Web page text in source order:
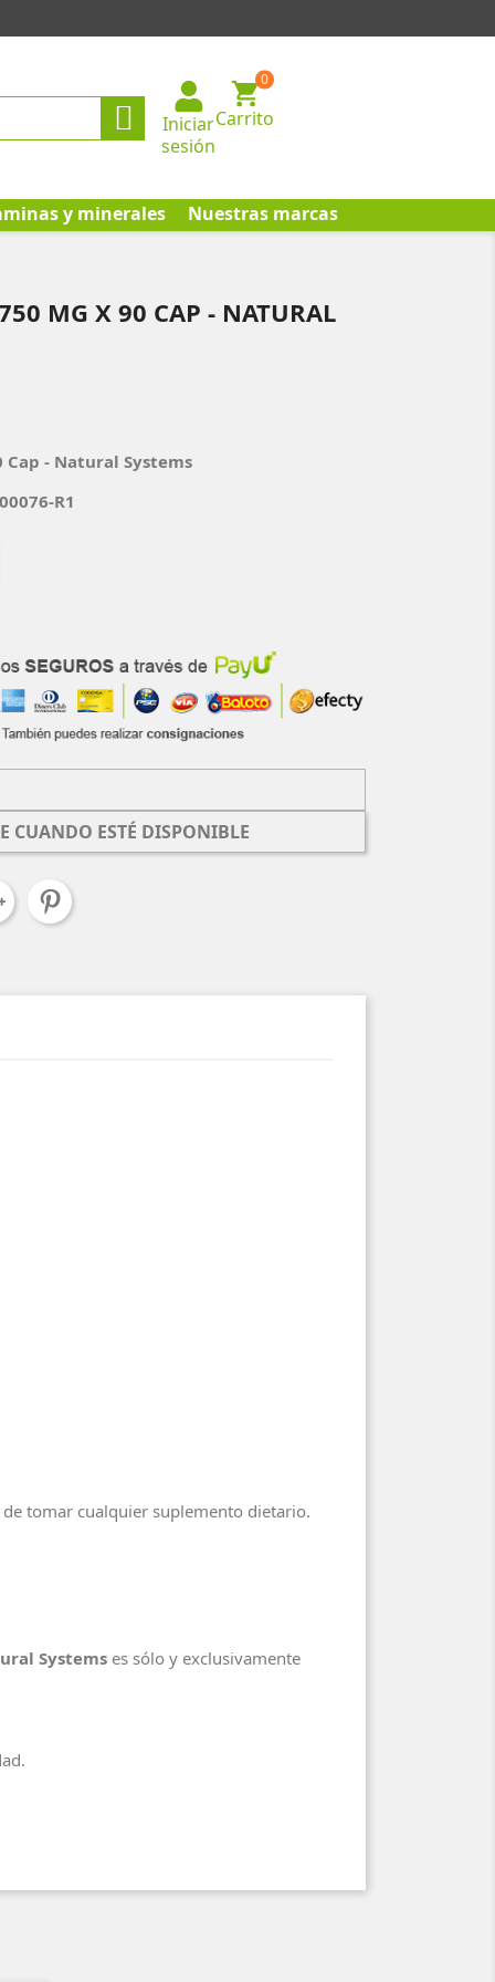

Iniciar
sesión
Carrito
0
y minerales Nuestras marcas
MG X 90 CAP - NATURAL
- Natural Systems
R1
CUANDO ESTÉ DISPONIBLE
tomar cualquier suplemento dietario.
Systems es sólo y exclusivamente